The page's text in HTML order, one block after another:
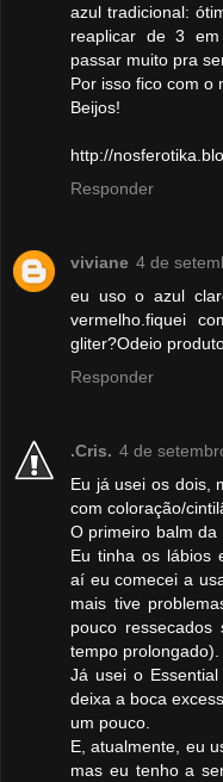
azul tradicional:
reaplicar de 3
passar muito pra
Por isso fico com o
Beijos!
http://
Responder
viviane 4 de
eu uso o azul
vermelho.fiquei
gliter?Odeio
Responder
.Cris. 4 de
Eu já usei os dois,
com coloração/
O primeiro balm da
Eu tinha os lábios
aí eu comecei a
mais tive
pouco
tempo prolongado).
Já usei o
deixa a boca
um pouco.
E, atualmente, eu
mas eu tenho a